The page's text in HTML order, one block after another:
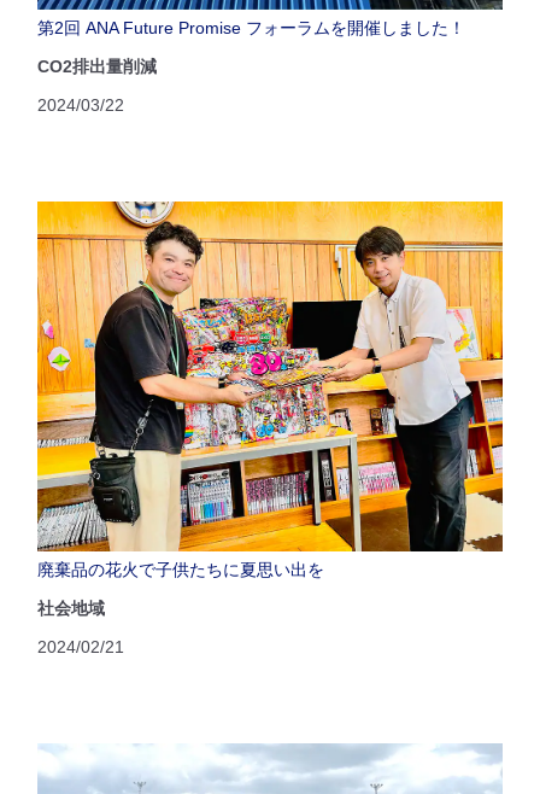
第2回 ANA Future Promise フォーラムを開催しました！
CO2排出量削減
2024/03/22
廃棄品の花火で子供たちに夏思い出を
社会地域
2024/02/21